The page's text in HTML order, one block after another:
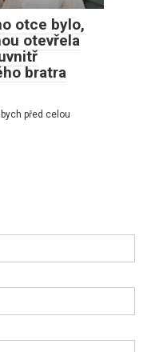
otce bylo,
otevřela
bratra
před celou